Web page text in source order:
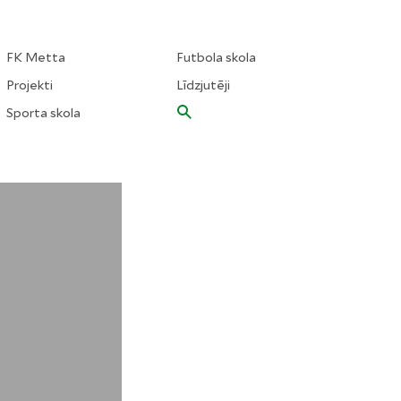
FK Metta
Projekti
Sporta skola
Futbola skola
Līdzjutēji